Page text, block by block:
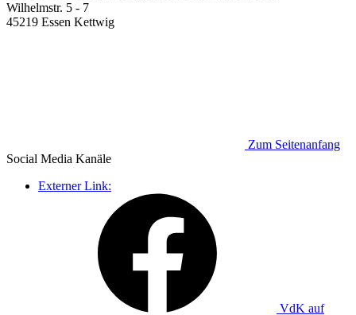
Wilhelmstr. 5 - 7
45219 Essen Kettwig
Zum Seitenanfang
Social Media Kanäle
Externer Link:
VdK auf